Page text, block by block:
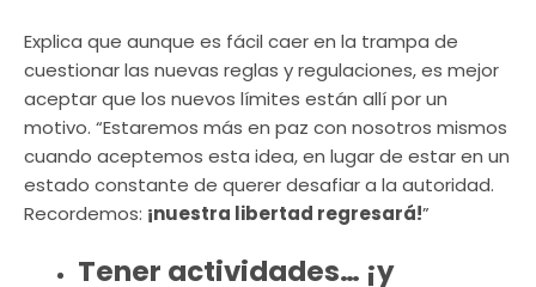
Explica que aunque es fácil caer en la trampa de
cuestionar las nuevas reglas y regulaciones, es mejor
aceptar que los nuevos límites están allí por un
motivo. “Estaremos más en paz con nosotros mismos
cuando aceptemos esta idea, en lugar de estar en un
estado constante de querer desafiar a la autoridad.
Recordemos: ¡nuestra libertad regresará!”
Tener actividades… ¡y